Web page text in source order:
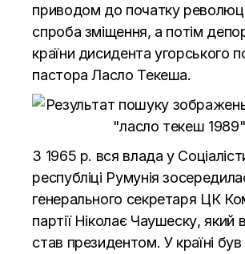
приводом до початку
спроба зміщення, а потім
країни дисидента угорського
пастора Ласло Текеша.
З 1965 р. вся влада у
республіці Румунія
генерального секретаря ЦК
партії Ніколає Чаушеску, який
став президентом. У країні був